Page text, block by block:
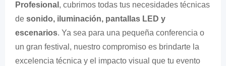
Profesional , cubrimos todas tus necesidades técnicas
de sonido, iluminación, pantallas LED y
escenarios. Ya sea para una pequeña conferencia o
un gran festival, nuestro compromiso es brindarte la
excelencia técnica y el impacto visual que tu evento